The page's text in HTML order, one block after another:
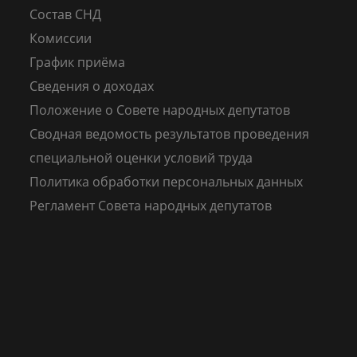
Состав СНД
Комиссии
График приёма
Сведения о доходах
Положение о Совете народных депутатов
Сводная ведомость результатов проведения
специальной оценки условий труда
Политика обработки персональных данных
Регламент Совета народных депутатов